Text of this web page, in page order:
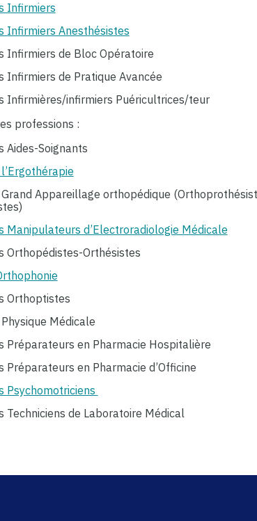
Infirmiers
Infirmiers Anesthésistes
Infirmiers de Bloc Opératoire
Infirmiers de Pratique Avancée
Infirmières/infirmiers Puéricultrices/teur
professions :
Aides-Soignants
Grand Appareillage orthopédique
Manipulateurs d’Electroradiologie Médicale
Orthopédistes-Orthésistes
Orthoptistes
Médicale
Préparateurs en Pharmacie Hospitalière
Préparateurs en Pharmacie d’Officine
Psychomotriciens
Techniciens de Laboratoire Médical